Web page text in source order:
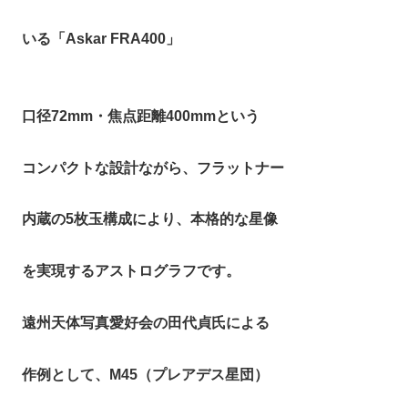
いる「Askar FRA400」
口径72mm・焦点距離400mmという
コンパクトな設計ながら、フラットナー
内蔵の5枚玉構成により、本格的な星像
を実現するアストログラフです。
遠州天体写真愛好会の田代貞氏による
作例として、M45（プレアデス星団）